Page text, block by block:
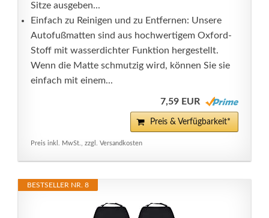
Sitze ausgeben...
Einfach zu Reinigen und zu Entfernen: Unsere
Autofußmatten sind aus hochwertigem Oxford-
Stoff mit wasserdichter Funktion hergestellt.
Wenn die Matte schmutzig wird, können Sie sie
einfach mit einem...
7,59 EUR
Preis & Verfügbarkeit*
Preis inkl. MwSt., zzgl. Versandkosten
BESTSELLER NR. 8